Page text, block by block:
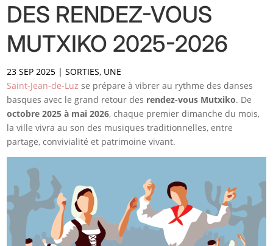
DES RENDEZ-VOUS
MUTXIKO 2025-2026
23 SEP 2025 |SORTIES, UNE
Saint-Jean-de-Luz se prépare à vibrer au rythme des danses
basques avec le grand retour des rendez-vous Mutxiko. De
octobre 2025 à mai 2026, chaque premier dimanche du mois,
la ville vivra au son des musiques traditionnelles, entre
partage, convivialité et patrimoine vivant.